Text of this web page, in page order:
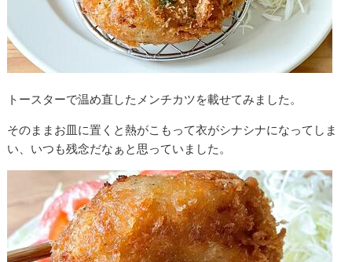
トースターで温め直したメンチカツを載せてみました。
そのままお皿に置くと熱がこもって衣がシナシナになってしま
い、いつも残念だなぁと思っていました。